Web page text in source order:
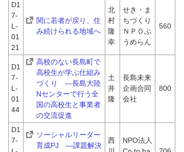
D1
7-
L-
01
21
関に若者が戻り、住
み続けられる地域へ
北
村
隆
幸
せき・ま
ちづくり
ＮＰＯぶ
うめらん
560
D1
7-
L-
01
44
高校のない長島町で
高校生が学ぶ仕組み
づくり　―長島大陸
Nセンターで行う全
国の高校生と事業者
の交流促進
土
井
隆
長島未来
企画合同
会社
800
D1
7-
ソーシャルリーダー
育成PJ　―課題解決
西
NPO法人